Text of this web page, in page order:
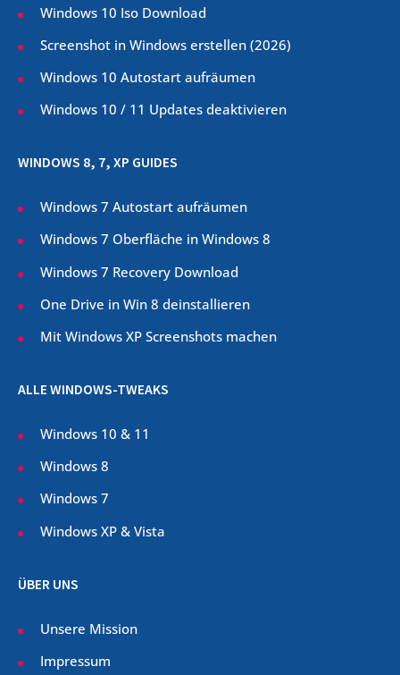
Windows 10 Iso Download
Screenshot in Windows erstellen (2026)
Windows 10 Autostart aufräumen
Windows 10 / 11 Updates deaktivieren
WINDOWS 8, 7, XP GUIDES
Windows 7 Autostart aufräumen
Windows 7 Oberfläche in Windows 8
Windows 7 Recovery Download
One Drive in Win 8 deinstallieren
Mit Windows XP Screenshots machen
ALLE WINDOWS-TWEAKS
Windows 10 & 11
Windows 8
Windows 7
Windows XP & Vista
ÜBER UNS
Unsere Mission
Impressum